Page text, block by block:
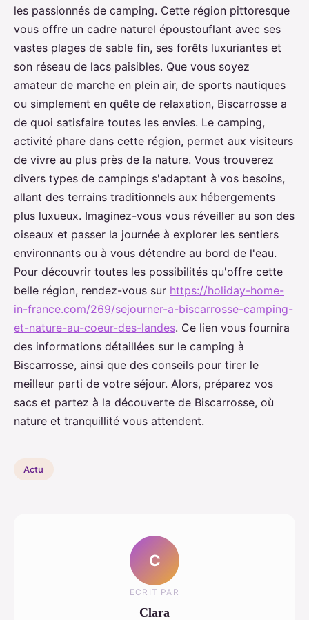
les passionnés de camping. Cette région pittoresque
vous offre un cadre naturel époustouflant avec ses
vastes plages de sable fin, ses forêts luxuriantes et
son réseau de lacs paisibles. Que vous soyez
amateur de marche en plein air, de sports nautiques
ou simplement en quête de relaxation, Biscarrosse a
de quoi satisfaire toutes les envies. Le camping,
activité phare dans cette région, permet aux visiteurs
de vivre au plus près de la nature. Vous trouverez
divers types de campings s'adaptant à vos besoins,
allant des terrains traditionnels aux hébergements
plus luxueux. Imaginez-vous vous réveiller au son des
oiseaux et passer la journée à explorer les sentiers
environnants ou à vous détendre au bord de l'eau.
Pour découvrir toutes les possibilités qu'offre cette
belle région, rendez-vous sur https://holiday-home-
in-france.com/269/sejourner-a-biscarrosse-camping-
et-nature-au-coeur-des-landes. Ce lien vous fournira
des informations détaillées sur le camping à
Biscarrosse, ainsi que des conseils pour tirer le
meilleur parti de votre séjour. Alors, préparez vos
sacs et partez à la découverte de Biscarrosse, où
nature et tranquillité vous attendent.
Actu
C
ECRIT PAR
Clara